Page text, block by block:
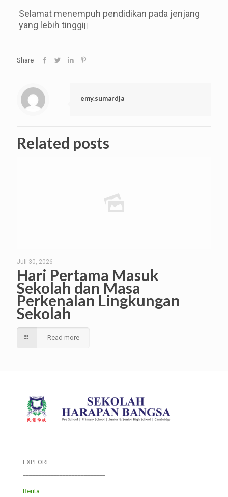
Selamat menempuh pendidikan pada jenjang
yang lebih tinggi [:]
Share
emy.sumardja
Related posts
Juli 30, 2026
Hari Pertama Masuk
Sekolah dan Masa
Perkenalan Lingkungan
Sekolah
Read more
EXPLORE
Berita